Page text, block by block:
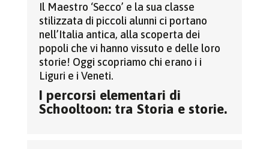
Il Maestro ‘Secco’ e la sua classe
stilizzata di piccoli alunni ci portano
nell’Italia antica, alla scoperta dei
popoli che vi hanno vissuto e delle loro
storie! Oggi scopriamo chi erano i i
Liguri e i Veneti.
I percorsi elementari di
Schooltoon: tra Storia e storie.